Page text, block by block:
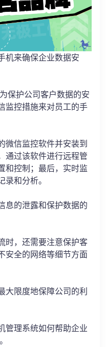
机来确保企业数据安
保护公司客户数据的安
监控措施来对员工的手
微信监控软件并安装到
通过该软件进行远程管
和控制；最后，实时监
和分析。
息的泄露和保护数据的
时，还需要注意保护客
安全的网络等细节方面
大限度地保障公司的利
管理系统如何帮助企业